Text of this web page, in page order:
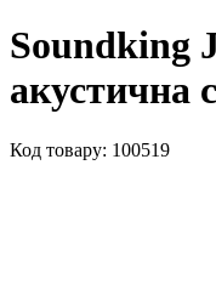
Soundking
акустична
Код товару: 100519